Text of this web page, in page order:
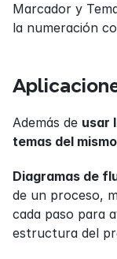
Marcador y
la numeración
Además de usar
temas del
Diagramas de
de un proceso,
cada paso para
estructura del